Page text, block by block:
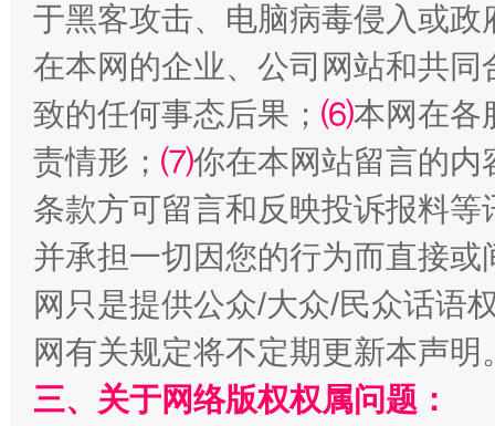
解纷+调解+退费，一次搞定
于黑客攻击、电脑病毒侵入或
在本网的企业、公司网站和共
致的任何事态后果； ⑹本网在各
责情形； ⑺你在本网站留言的内
条款方可留言和反映投诉报料
并承担一切因您的行为而直接
网只是提供公众/大众/民众话语
网有关规定将不定期更新本声明
三、关于网络版权权属问题：